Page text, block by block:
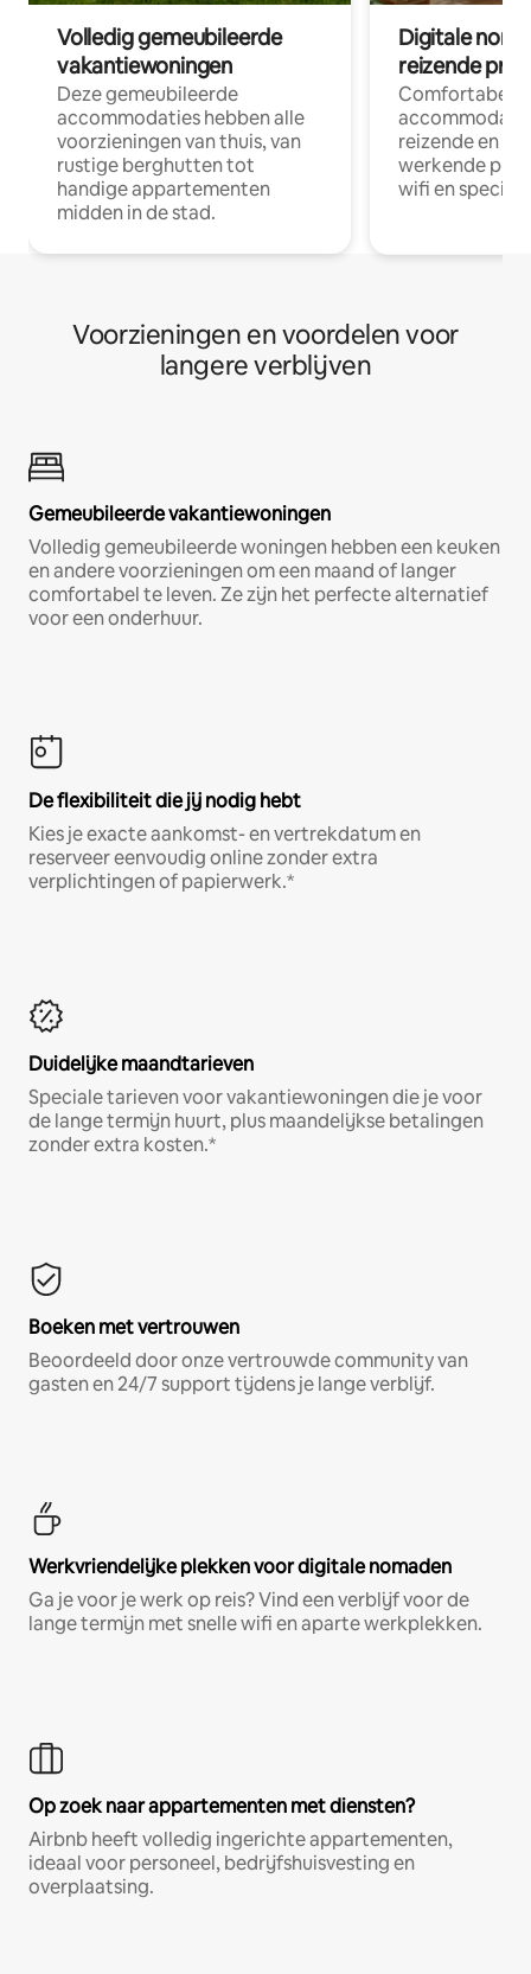
Volledig gemeubileerde
vakantiewoningen
Deze gemeubileerde
accommodaties hebben alle
voorzieningen van thuis, van
rustige berghutten tot
handige appartementen
midden in de stad.
Digitale
reizende
Comfortabele
reizende en
werkende
wifi en
Voorzieningen en voordelen voor
langere verblijven
Gemeubileerde vakantiewoningen
Volledig gemeubileerde woningen hebben een keuken
en andere voorzieningen om een maand of langer
comfortabel te leven. Ze zijn het perfecte alternatief
voor een onderhuur.
De flexibiliteit die jij nodig hebt
Kies je exacte aankomst- en vertrekdatum en
reserveer eenvoudig online zonder extra
verplichtingen of papierwerk.*
Duidelijke maandtarieven
Speciale tarieven voor vakantiewoningen die je voor
de lange termijn huurt, plus maandelijkse betalingen
zonder extra kosten.*
Boeken met vertrouwen
Beoordeeld door onze vertrouwde community van
gasten en 24/7 support tijdens je lange verblijf.
Werkvriendelijke plekken voor digitale nomaden
Ga je voor je werk op reis? Vind een verblijf voor de
lange termijn met snelle wifi en aparte werkplekken.
Op zoek naar appartementen met diensten?
Airbnb heeft volledig ingerichte appartementen,
ideaal voor personeel, bedrijfshuisvesting en
overplaatsing.